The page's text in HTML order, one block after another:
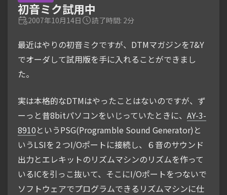
初音ミク試用中
2007年10月14日 読了時間: 2分
最近はやりの初音ミクですが、DTMマガジンを7&Y
でオーダして試用版を手に入れることができまし
た。
実は本格的なDTMはやったことはないのですが、ず
ーっと昔8bitパソコンをいじっていたときに、 AY-3-
8910というPSG(Programble Sound Generator)と
いうLSIを２つI/Oポートに接続し、６音のサウンド
出力とエレキットのリズムマシンのリズムを作って
いるICを引っこ抜いて、そこにI/Oポートをつないで
ソフトウェアでプログラムできるリズムマシンに仕